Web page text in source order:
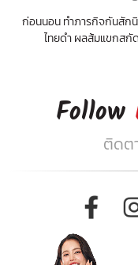
ก่อนนอน ทำภารกิจกันสัก
ไทยดำ ผลส้มแขกสกั
Follow
ติดต